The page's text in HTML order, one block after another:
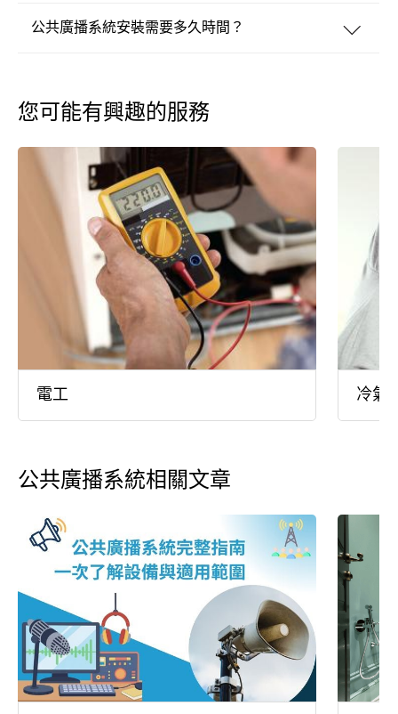
公共廣播系統安裝需要多久時間？
您可能有興趣的服務
電工 冷氣
公共廣播系統相關文章